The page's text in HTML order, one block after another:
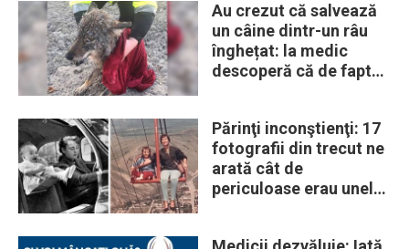
Au crezut că salvează
un câine dintr-un râu
înghețat: la medic
descoperă că de fapt
Părinţi inconştienţi: 17
fotografii din trecut ne
arată cât de
periculoase erau unele